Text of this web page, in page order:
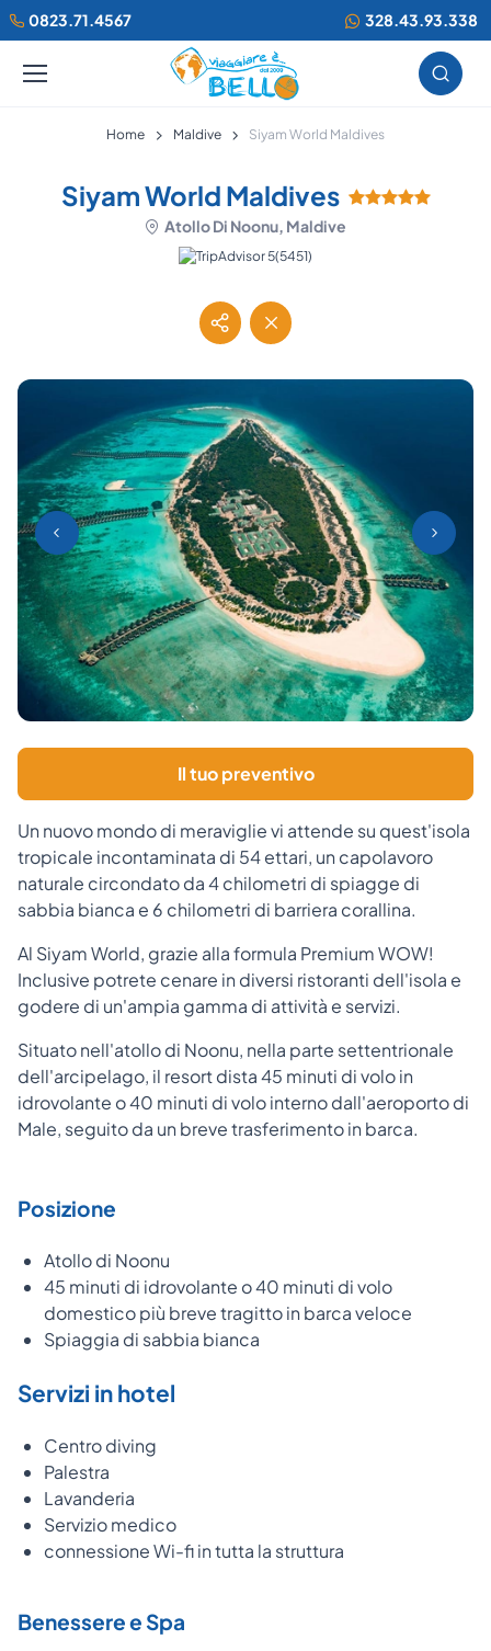
0823.71.4567 328.43.93.338
Home Maldive Siyam World Maldives
Siyam World Maldives
Atollo Di Noonu, Maldive
(5451)
Il tuo preventivo
Un nuovo mondo di meraviglie vi attende su quest'isola
tropicale incontaminata di 54 ettari, un capolavoro
naturale circondato da 4 chilometri di spiagge di
sabbia bianca e 6 chilometri di barriera corallina.
Al Siyam World, grazie alla formula Premium WOW!
Inclusive potrete cenare in diversi ristoranti dell'isola e
godere di un'ampia gamma di attività e servizi.
Situato nell'atollo di Noonu, nella parte settentrionale
dell'arcipelago, il resort dista 45 minuti di volo in
idrovolante o 40 minuti di volo interno dall'aeroporto di
Male, seguito da un breve trasferimento in barca.
Posizione
Atollo di Noonu
45 minuti di idrovolante o 40 minuti di volo
domestico più breve tragitto in barca veloce
Spiaggia di sabbia bianca
Servizi in hotel
Centro diving
Palestra
Lavanderia
Servizio medico
connessione Wi-fi in tutta la struttura
Benessere e Spa